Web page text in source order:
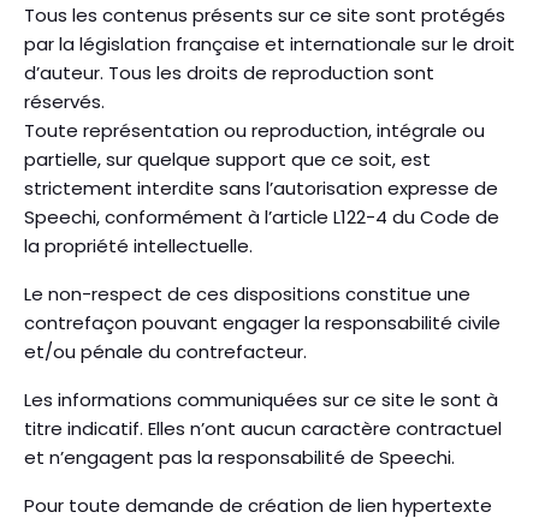
Tous les contenus présents sur ce site sont protégés
par la législation française et internationale sur le droit
d’auteur. Tous les droits de reproduction sont
réservés.
Toute représentation ou reproduction, intégrale ou
partielle, sur quelque support que ce soit, est
strictement interdite sans l’autorisation expresse de
Speechi, conformément à l’article L122-4 du Code de
la propriété intellectuelle.
Le non-respect de ces dispositions constitue une
contrefaçon pouvant engager la responsabilité civile
et/ou pénale du contrefacteur.
Les informations communiquées sur ce site le sont à
titre indicatif. Elles n’ont aucun caractère contractuel
et n’engagent pas la responsabilité de Speechi.
Pour toute demande de création de lien hypertexte